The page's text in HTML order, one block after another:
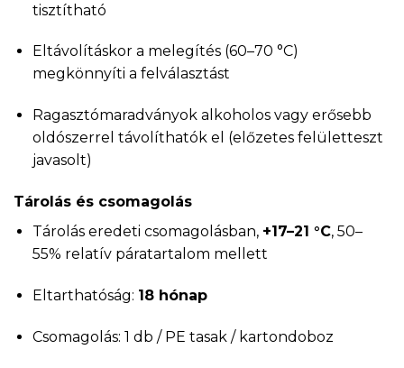
tisztítható
Eltávolításkor a melegítés (60–70 °C)
megkönnyíti a felválasztást
Ragasztómaradványok alkoholos vagy erősebb
oldószerrel távolíthatók el (előzetes felületteszt
javasolt)
Tárolás és csomagolás
Tárolás eredeti csomagolásban, +17–21 °C, 50–
55% relatív páratartalom mellett
Eltarthatóság: 18 hónap
Csomagolás: 1 db / PE tasak / kartondoboz